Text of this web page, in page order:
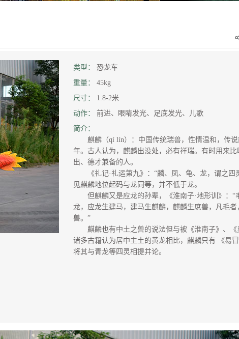
类型：
恐龙车
重量：
45kg
尺寸：
1.8-2米
动作：
前进、眼睛发光、足底发光、儿歌
简介：
麒麟（qí lín）：中国传统瑞兽，性情温和，传说
年。古人认为，麒麟出没处，必有祥瑞。有时用来比
出、德才兼备的人。
《礼记·礼运第九》：“麟、凤、龟、龙，谓之四
见麒麟地位起码与龙同等，并不低于龙。
但麒麟又是应龙的孙辈，《淮南子·地形训》：“
龙，应龙生建马，建马生麒麟，麒麟生庶兽，凡毛者
兽。”
麒麟也有中土之兽的说法但与被《淮南子》、《
诸多古籍认为居中主土的黄龙相比，麒麟只有 《易
将其与青龙等四灵相提并论。